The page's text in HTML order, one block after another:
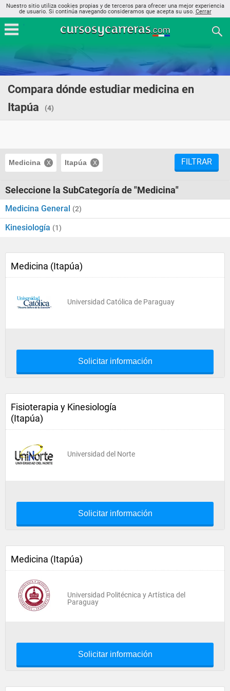
Nuestro sitio utiliza cookies propias y de terceros para ofrecer una mejor experiencia
de usuario. Si continúa navegando consideramos que acepta su uso. Cerrar
Compara dónde estudiar medicina en
Itapúa
(4)
Medicina Itapúa FILTRAR
Seleccione la SubCategoría de "Medicina"
Medicina General (2)
Kinesiología (1)
Medicina (Itapúa)
Universidad Católica de Paraguay
Solicitar información
Fisioterapia y Kinesiología
(Itapúa)
Universidad del Norte
Solicitar información
Medicina (Itapúa)
Universidad Politécnica y Artística del
Paraguay
Solicitar información